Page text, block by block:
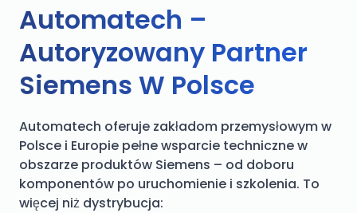
Automatech –
Autoryzowany Partner
Siemens W Polsce
Automatech oferuje zakładom przemysłowym w
Polsce i Europie pełne wsparcie techniczne w
obszarze produktów Siemens – od doboru
komponentów po uruchomienie i szkolenia. To
więcej niż dystrybucja: